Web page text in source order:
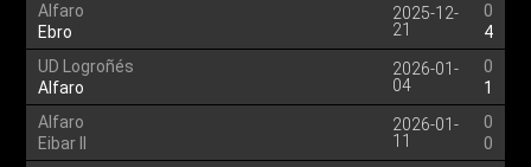
Alfaro
Ebro
2025-12-
21
0
4
UD Logroñés
Alfaro
2026-01-
04
0
1
Alfaro
Eibar II
2026-01-
11
0
0